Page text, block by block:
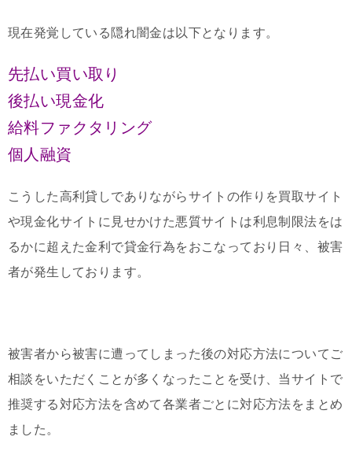
現在発覚している隠れ闇金は以下となります。
先払い買い取り
後払い現金化
給料ファクタリング
個人融資
こうした高利貸しでありながらサイトの作りを買取サイト
や現金化サイトに見せかけた悪質サイトは利息制限法をは
るかに超えた金利で貸金行為をおこなっており日々、被害
者が発生しております。
被害者から被害に遭ってしまった後の対応方法についてご
相談をいただくことが多くなったことを受け、当サイトで
推奨する対応方法を含めて各業者ごとに対応方法をまとめ
ました。